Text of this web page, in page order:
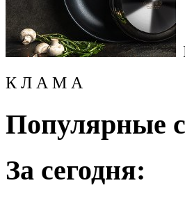
К Л А М А
Популярные
За сегодня: